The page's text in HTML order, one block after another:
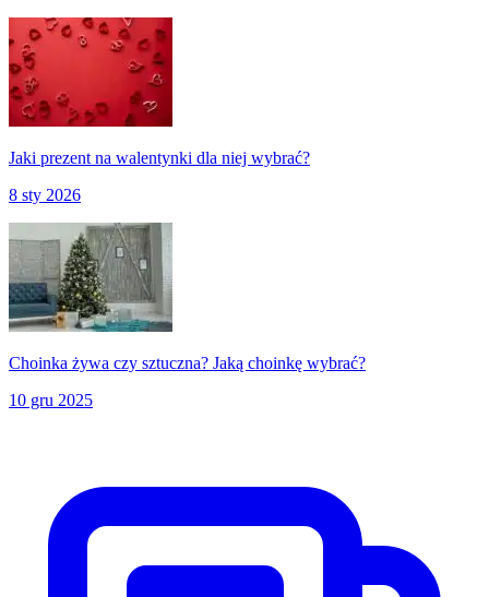
Jaki prezent na walentynki dla niej wybrać?
8 sty 2026
Choinka żywa czy sztuczna? Jaką choinkę wybrać?
10 gru 2025